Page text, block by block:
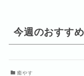
今週のおすす
癒やす